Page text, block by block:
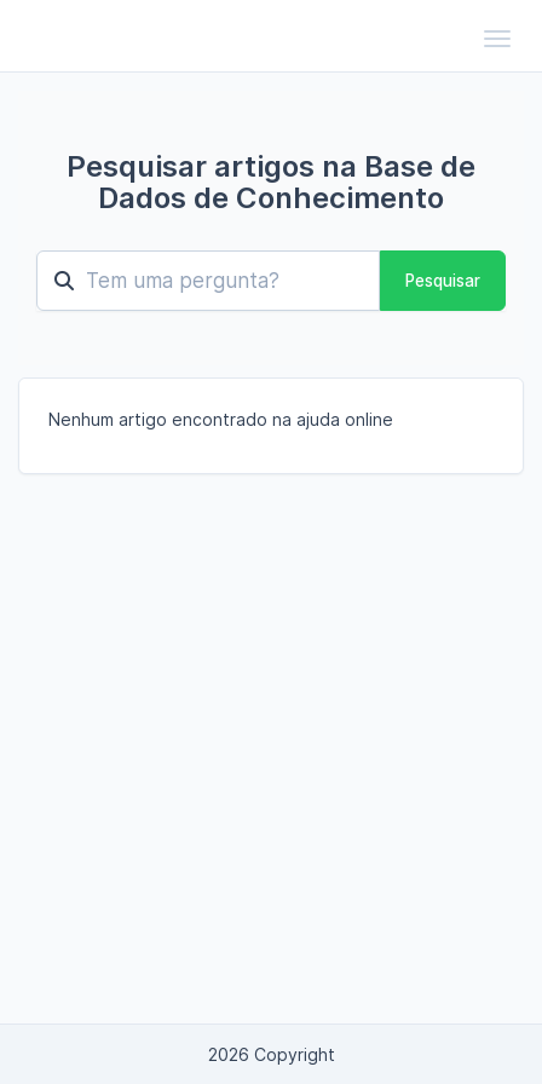
Pesquisar artigos na Base de
Dados de Conhecimento
Pesquisar
Nenhum artigo encontrado na ajuda online
2026 Copyright